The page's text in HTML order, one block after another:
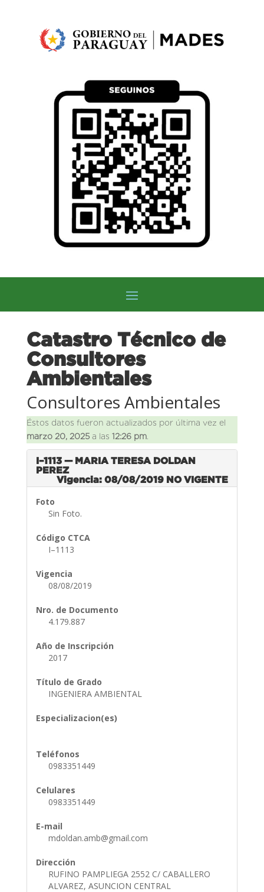
Catastro Técnico de
Consultores
Ambientales
Consultores Ambientales
Éstos datos fueron actualizados por última vez el
marzo 20, 2025a las 12:26 pm.
I–1113 — MARIA TERESA DOLDAN
PEREZ
Vigencia: 08/08/2019 NO VIGENTE
Foto
Sin Foto.
Código CTCA
I–1113
Vigencia
08/08/2019
Nro. de Documento
4.179.887
Año de Inscripción
2017
Título de Grado
INGENIERA AMBIENTAL
Especializacion(es)
Teléfonos
0983351449
Celulares
0983351449
E-mail
mdoldan.amb@gmail.com
Dirección
RUFINO PAMPLIEGA 2552 C/ CABALLERO
ALVAREZ, ASUNCION CENTRAL